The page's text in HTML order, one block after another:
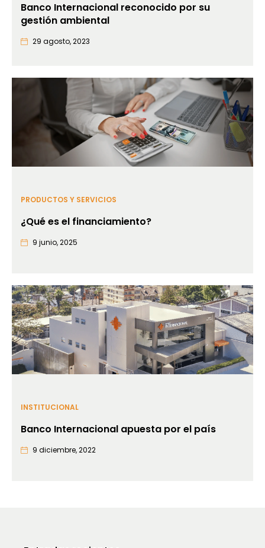
Banco Internacional reconocido por su
gestión ambiental
29 agosto, 2023
PRODUCTOS Y SERVICIOS
¿Qué es el financiamiento?
9 junio, 2025
INSTITUCIONAL
Banco Internacional apuesta por el país
9 diciembre, 2022